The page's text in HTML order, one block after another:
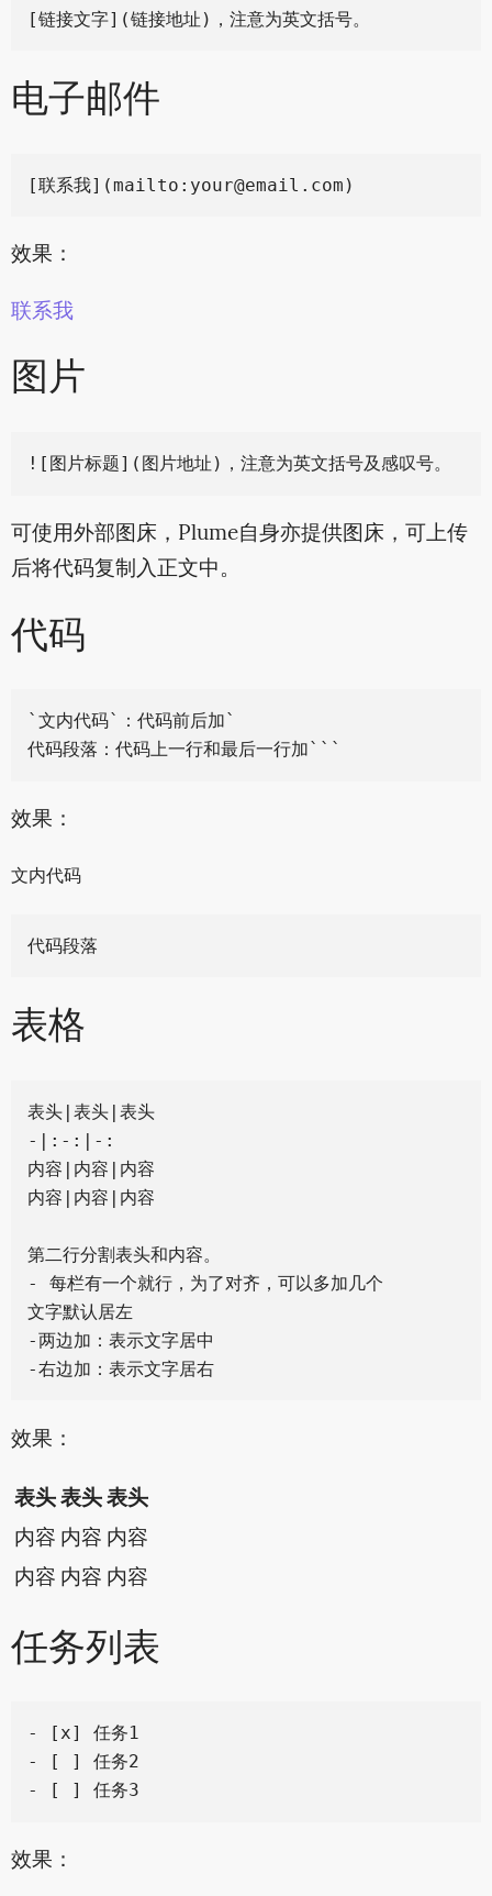
电子邮件
[联系我](mailto: your@email.com
效果：
联系我
图片
可使用外部图床，Plume自身亦提供图床，可上传
后将代码复制入正文中。
代码
`文内代码`：代码前后加`
效果：
文内代码
表格
表头|表头|表头
-|:-:|-:
内容|内容|内容
内容|内容|内容
第二行分割表头和内容。
- 每栏有一个就行，为了对齐，可以多加几个
文字默认居左
-两边加：表示文字居中
效果：
表头表头表头
内容 内容 内容
内容 内容 内容
任务列表
- [x] 任务1
- [ ] 任务2
效果：